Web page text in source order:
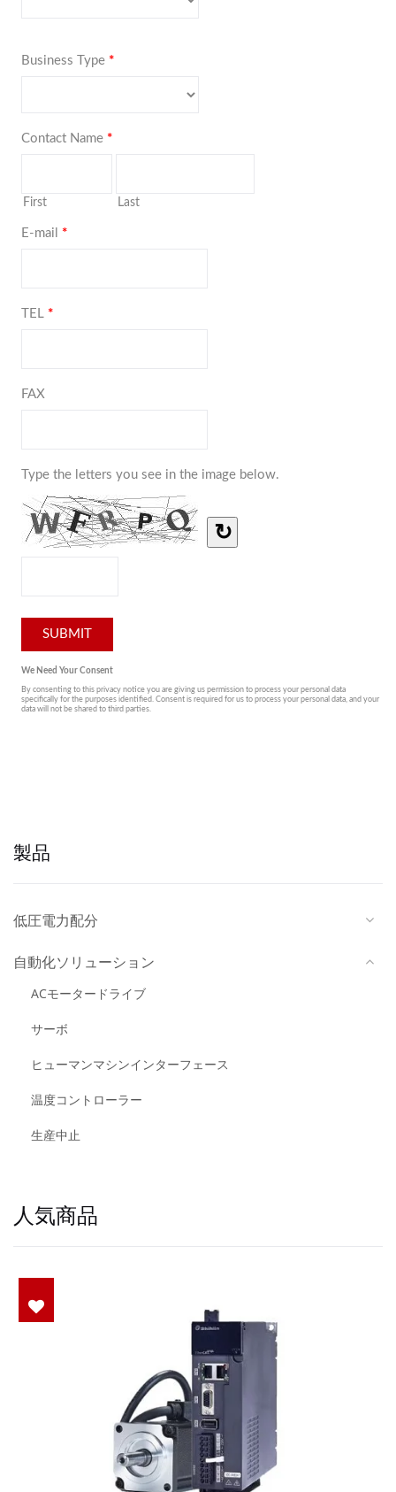
製品
低圧電力配分
自動化ソリューション
ACモータードライブ
サーボ
ヒューマンマシンインターフェース
温度コントローラー
生産中止
人気商品